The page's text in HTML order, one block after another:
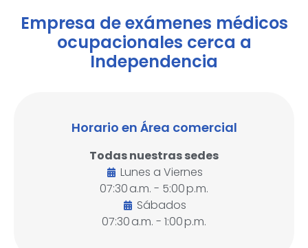
Empresa de exámenes médicos
ocupacionales cerca a
Independencia
Horario en Área comercial
Todas nuestras sedes
Lunes a Viernes
07:30 a.m. - 5:00 p.m.
Sábados
07:30 a.m. - 1:00 p.m.